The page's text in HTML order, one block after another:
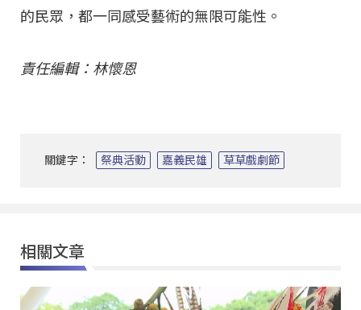
的民眾，都一同感受藝術的無限可能性。
責任編輯：林懷恩
關鍵字： 祭典活動 嘉義民雄 草草戲劇節
相關文章